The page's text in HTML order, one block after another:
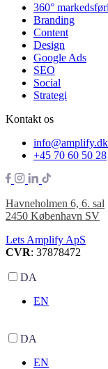
360°
Branding
Content
Design
Google Ads
SEO
Social
Strategi
Kontakt os
info@amplify.dk
+45 70 60 50 28
Havneholmen 6, 6. sal
2450 København SV
Lets Amplify ApS
CVR: 37878472
DA
EN
DA
EN